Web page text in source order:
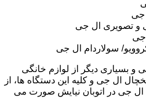
جی
و تصویری ال جی
جی
سولاردام ال جی
و بسیاری دیگر از لوازم خانگی
ال جی و کلیه این دستگاه ها، از
جی در اتوبان نیایش صورت می